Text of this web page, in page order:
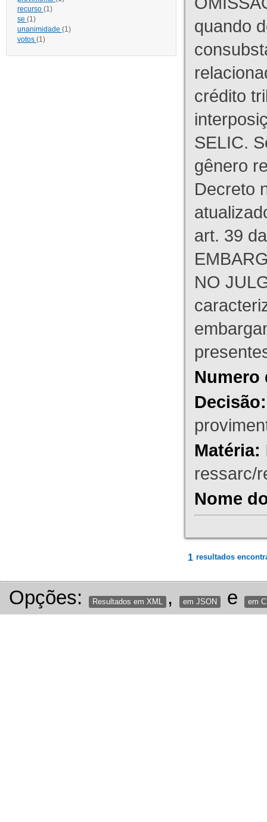
recurso (1)
se (1)
unanimidade (1)
votos (1)
quando
crédito
SELIC.
gênero
Decreto
art. 39
NO
Numero
Decisão:
Matéria:
ressarc/
Nome
1 resultados
Opções: Resultados em XML , em JSON e em